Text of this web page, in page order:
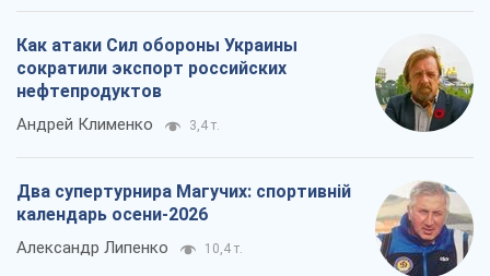
Как атаки Сил обороны Украины
сократили экспорт российских
нефтепродуктов
Андрей Клименко 3,4 т.
Два супертурнира Магучих: спортивній
календарь осени-2026
Александр Липенко 10,4 т.